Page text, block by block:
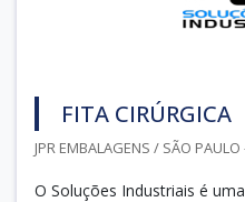
FITA CIRÚRGICA
JPR EMBALAGENS / SÃO PAULO
O Soluções Industriais é